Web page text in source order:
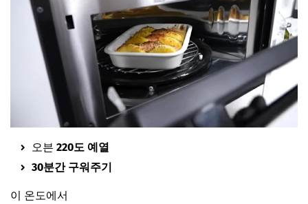
오븐 220도 예열
30분간 구워주기
이 온도에서